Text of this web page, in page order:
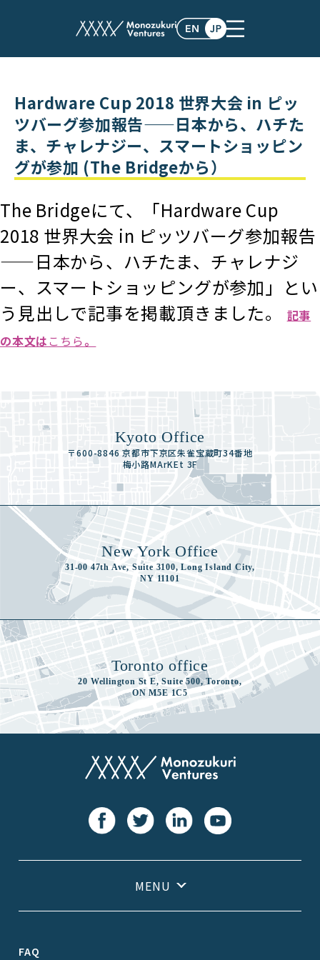
post
Hardware Cup 2018 世界大会 in ピッ
ツバーグ参加報告——日本から、ハチた
ま、チャレナジー、スマートショッピン
グが参加 (The Bridgeから）
The Bridgeにて、「Hardware Cup
2018 世界大会 in ピッツバーグ参加報告
——日本から、ハチたま、チャレナジ
ー、スマートショッピングが参加」とい
う見出しで記事を掲載頂きました。
記事
の本文は こちら。
Kyoto Office
〒600-8846 京都市下京区朱雀宝蔵町34番地
梅小路MArKEt 3F
New York Office
31-00 47th Ave, Suite 3100, Long Island City,
NY 11101
Toronto office
20 Wellington St E, Suite 500, Toronto,
ON M5E 1C5
FAQ